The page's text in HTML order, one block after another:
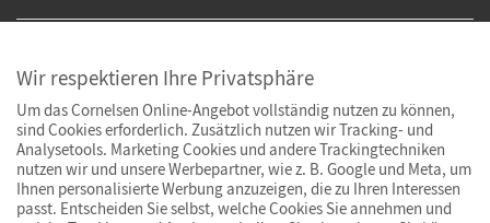
Wir respektieren Ihre Privatsphäre
Um das Cornelsen Online-Angebot vollständig nutzen zu können,
sind Cookies erforderlich. Zusätzlich nutzen wir Tracking- und
Analysetools. Marketing Cookies und andere Trackingtechniken
nutzen wir und unsere Werbepartner, wie z. B. Google und Meta, um
Ihnen personalisierte Werbung anzuzeigen, die zu Ihren Interessen
passt. Entscheiden Sie selbst, welche Cookies Sie annehmen und